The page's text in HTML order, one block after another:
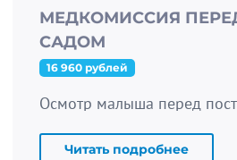
МЕДКОМИССИЯ
САДОМ
16 960 рублей
Читать подробнее